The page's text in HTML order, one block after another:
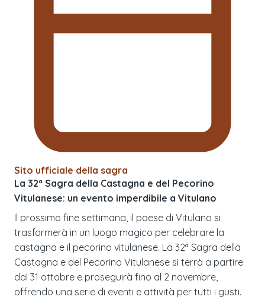
Sito ufficiale della sagra
La 32ª Sagra della Castagna e del Pecorino
Vitulanese: un evento imperdibile a Vitulano
Il prossimo fine settimana, il paese di Vitulano si
trasformerà in un luogo magico per celebrare la
castagna e il pecorino vitulanese. La 32ª Sagra della
Castagna e del Pecorino Vitulanese si terrà a partire
dal 31 ottobre e proseguirà fino al 2 novembre,
offrendo una serie di eventi e attività per tutti i gusti.